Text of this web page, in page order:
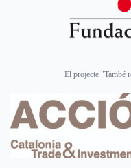
El projecte "També